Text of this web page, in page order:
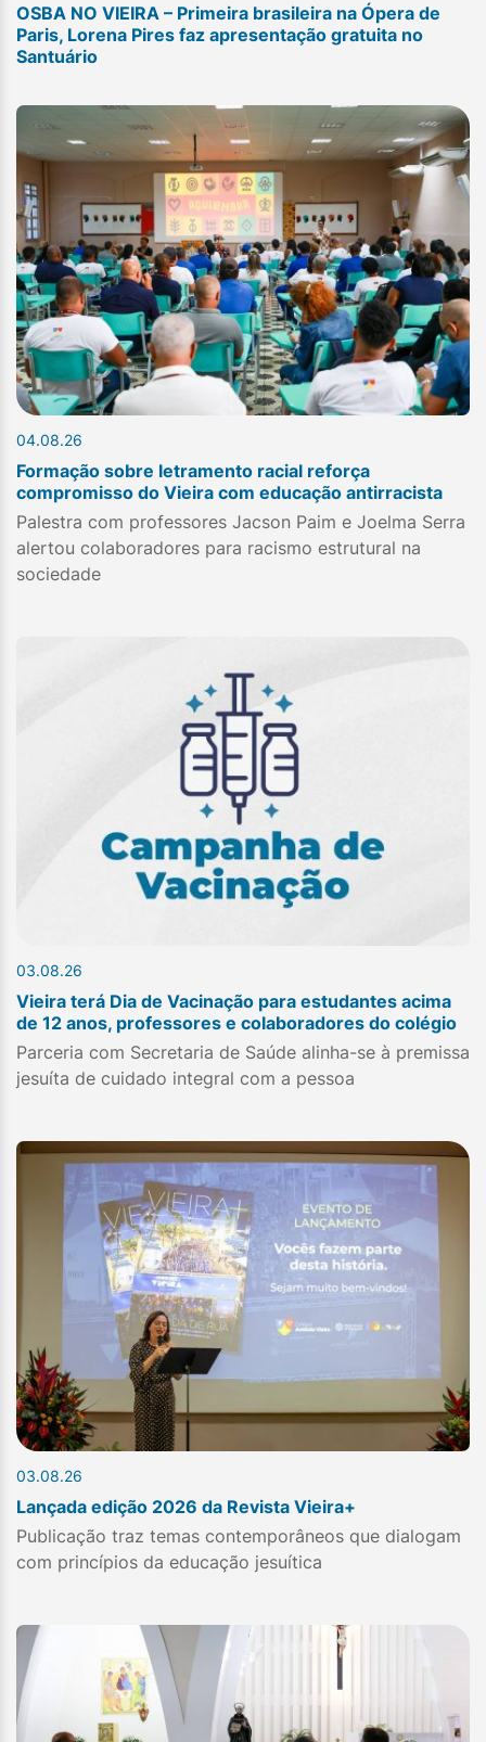
OSBA NO VIEIRA – Primeira brasileira na Ópera de
Paris, Lorena Pires faz apresentação gratuita no
Santuário
04.08.26
Formação sobre letramento racial reforça
compromisso do Vieira com educação antirracista
Palestra com professores Jacson Paim e Joelma Serra
alertou colaboradores para racismo estrutural na
sociedade
03.08.26
Vieira terá Dia de Vacinação para estudantes acima
de 12 anos, professores e colaboradores do colégio
Parceria com Secretaria de Saúde alinha-se à premissa
jesuíta de cuidado integral com a pessoa
03.08.26
Lançada edição 2026 da Revista Vieira+
Publicação traz temas contemporâneos que dialogam
com princípios da educação jesuítica